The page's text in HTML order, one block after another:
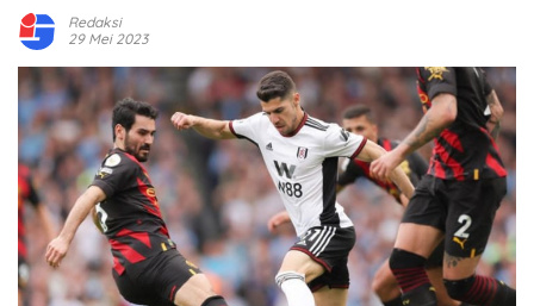
Redaksi
29 Mei 2023